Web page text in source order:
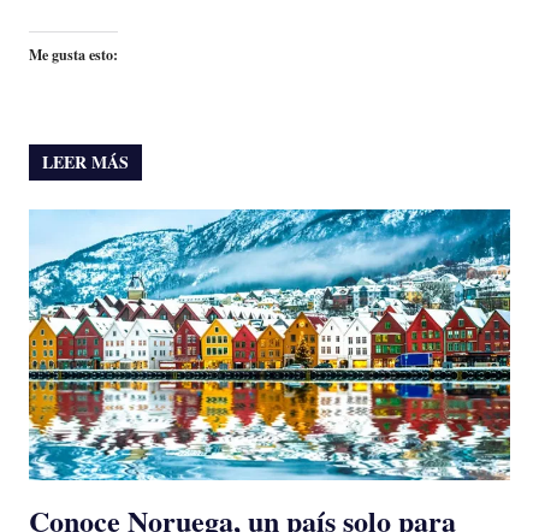
Me gusta esto:
LEER MÁS
Conoce Noruega, un país solo para